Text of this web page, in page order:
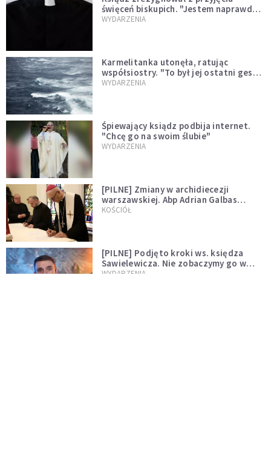
święceń biskupich. "Jestem naprawdę
niegodny"
WYDARZENIA
Karmelitanka utonęła, ratując
współsiostry. "To był jej ostatni gest
miłości"
WYDARZENIA
Śpiewający ksiądz podbija internet.
"Chcę go na swoim ślubie"
WYDARZENIA
[PILNE] Zmiany w archidiecezji
warszawskiej. Abp Adrian Galbas
wręczył dekrety nowym proboszczom
KOŚCIÓŁ
[PILNE] Podjęto kroki ws. księdza
Sawielewicza. Nie zobaczymy go w
mediach
WYDARZENIA